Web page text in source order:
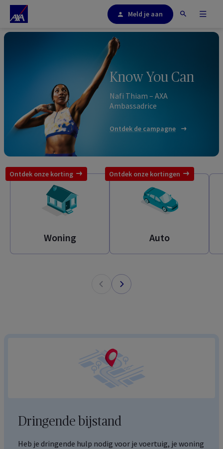
Meld je aan
Know You Can
Nafi Thiam – AXA
Ambassadrice
Ontdek de campagne
Woning
Ontdek onze korting
Auto
Ontdek onze kortingen
Dringende bijstand
Heb je dringende hulp nodig voor je voertuig, je woning